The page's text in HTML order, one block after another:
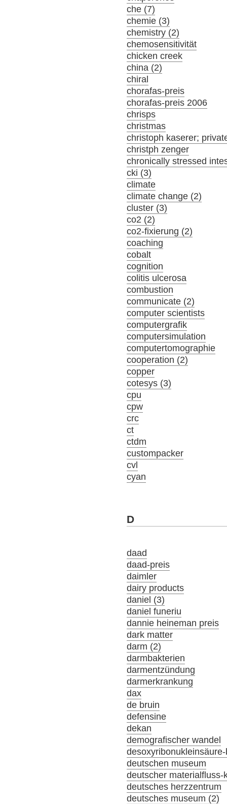
che (7)
chemie (3)
chemistry (2)
chemosensitivität
chicken creek
china (2)
chiral
chorafas-preis
chorafas-preis 2006
chrisps
christmas
christoph kaserer;
christph zenger
chronically stressed
cki (3)
climate
climate change (2)
cluster (3)
co2 (2)
co2-fixierung (2)
coaching
cobalt
cognition
colitis ulcerosa
combustion
communicate (2)
computer scientists
computergrafik
computersimulation
computertomographie
cooperation (2)
copper
cotesys (3)
cpu
cpw
crc
ct
ctdm
custompacker
cvl
cyan
D
daad
daad-preis
daimler
dairy products
daniel (3)
daniel funeriu
dannie heineman preis
dark matter
darm (2)
darmbakterien
darmentzündung
darmerkrankung
dax
de bruin
defensine
dekan
demografischer wandel
deutschen museum
deutscher materialfluss-
deutsches herzzentrum
deutsches museum (2)